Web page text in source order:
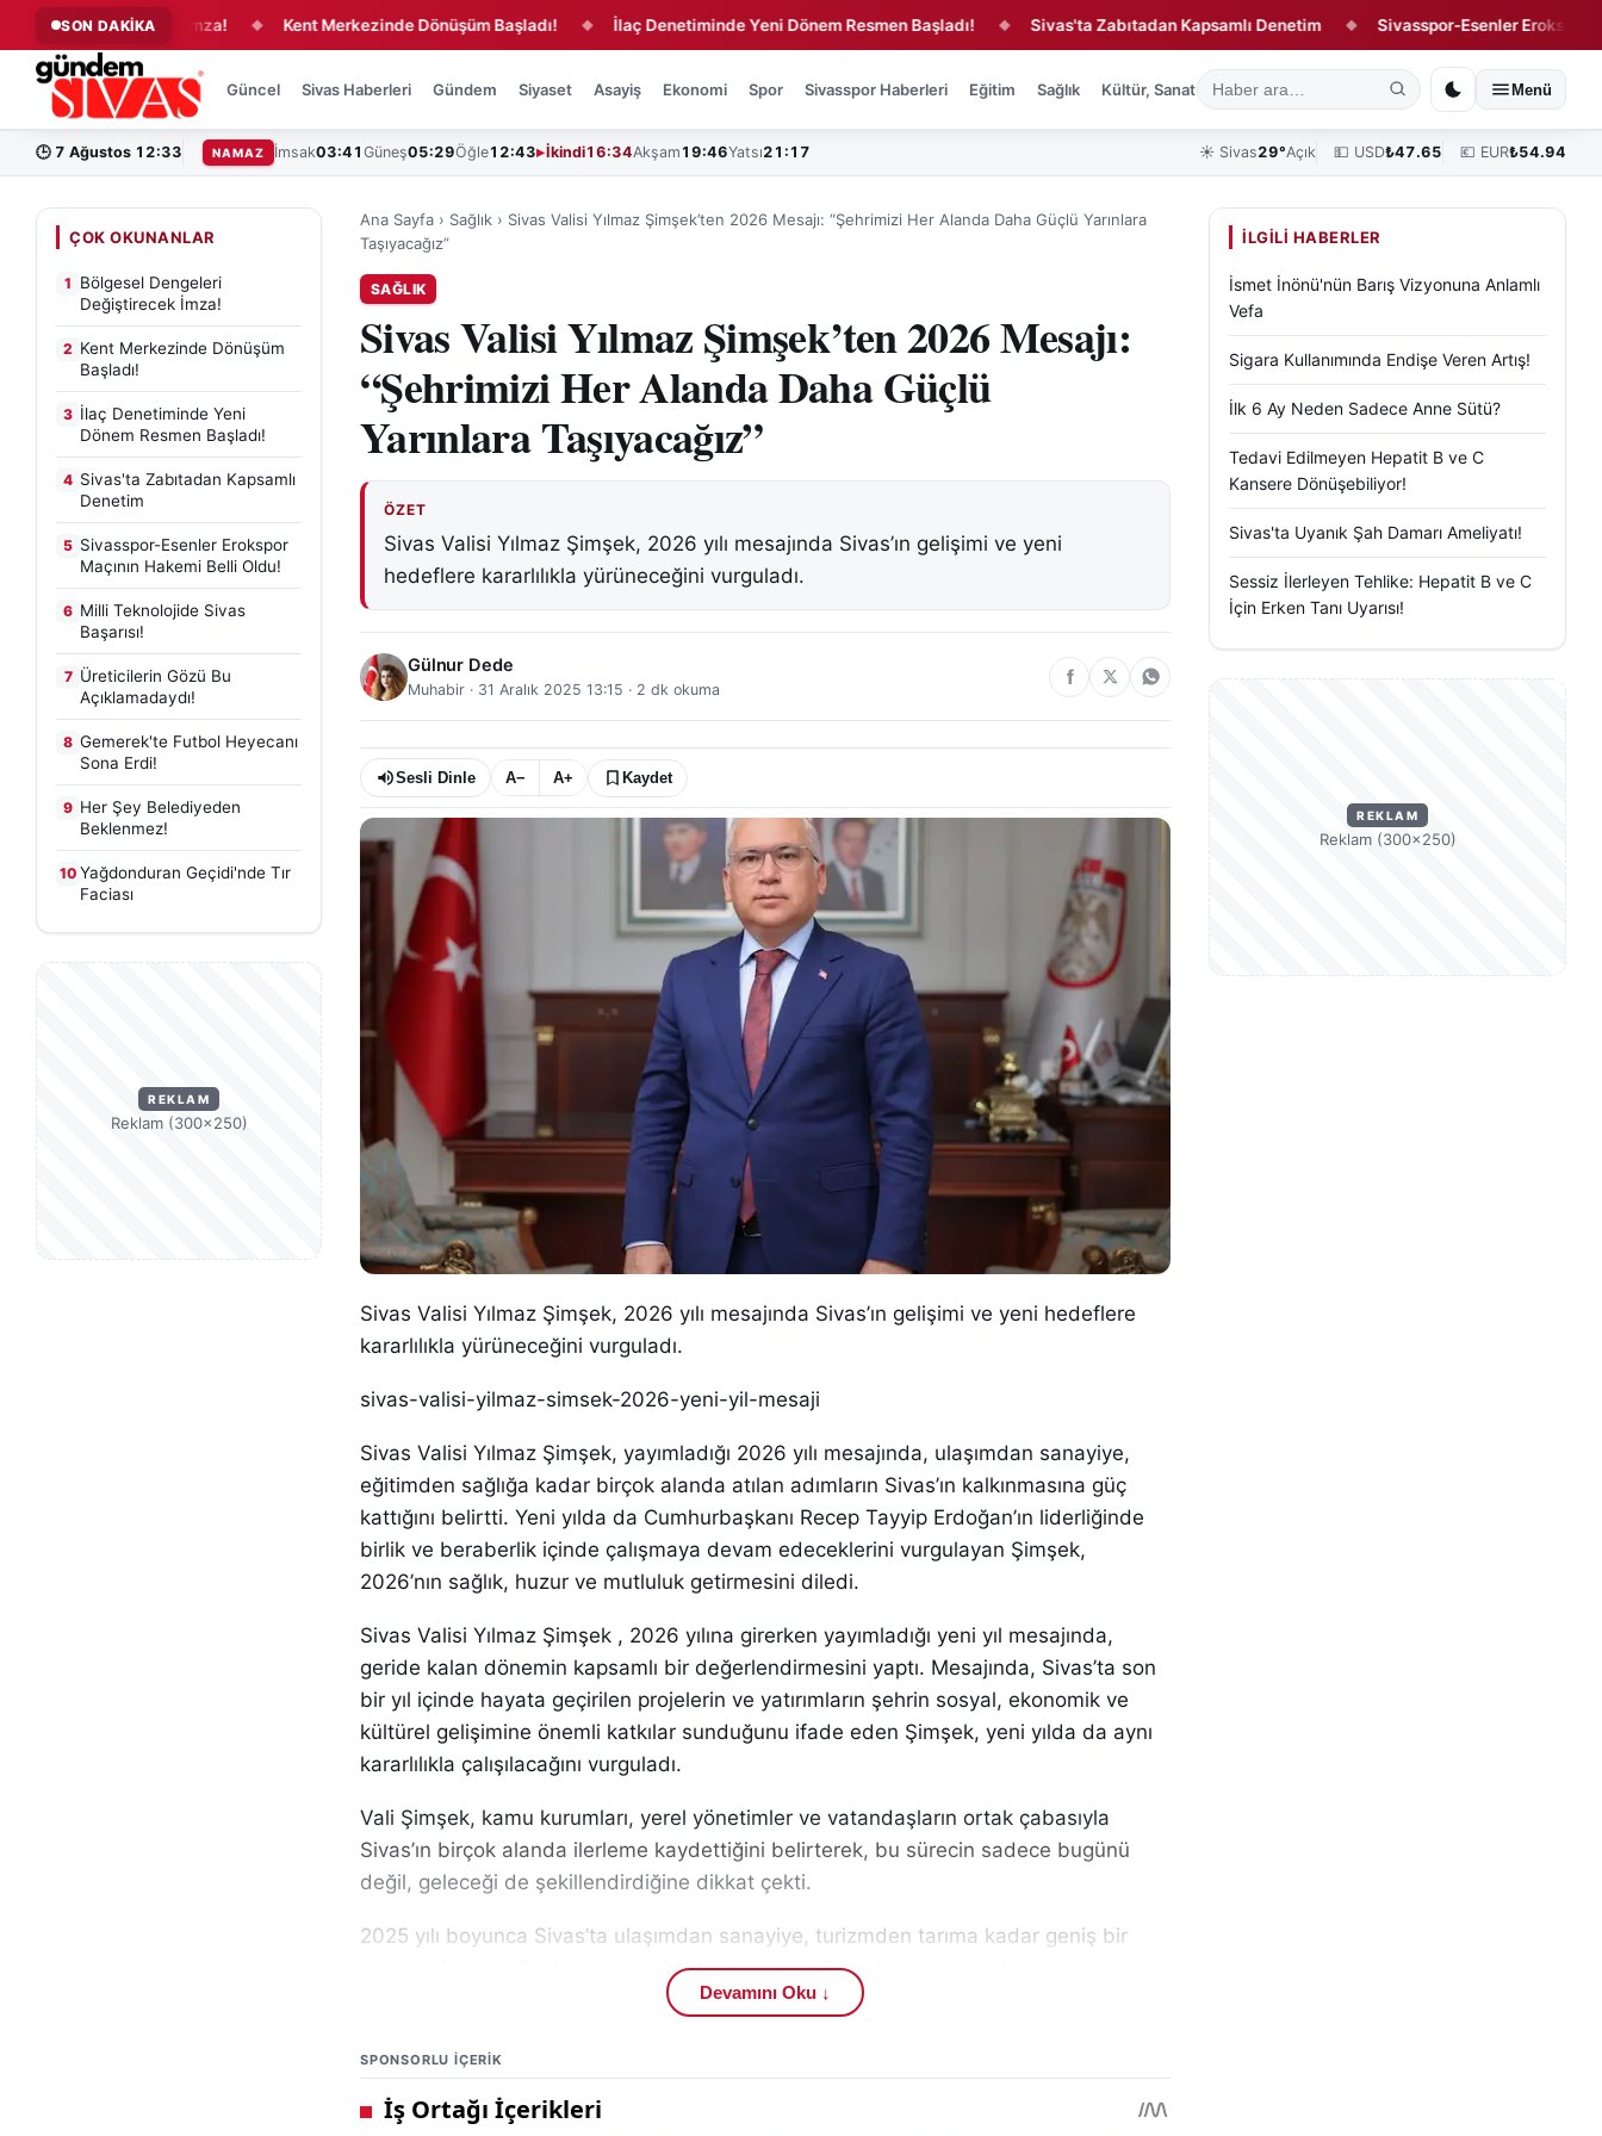
SON DAKİKA
Değiştirecek İmza! ◆ Kent Merkezinde Dönüşüm Başladı! ◆ İlaç Denetiminde Yeni Dönem Resmen Başladı! ◆ Sivas'ta Zabıtadan Kapsamlı Denetim ◆ Sivasspor-Esenler Erokspor
Güncel Sivas Haberleri Gündem Siyaset Asayiş Ekonomi Spor Sivasspor Haberleri Eğitim Sağlık Kültür, Sanat ve Tarih Yaşam Sivas Vefat Edenler Köşe
Menü
🕒 7 Ağustos 12:33 NAMAZ İmsak03:41 Güneş05:29Öğle12:43 İkindi16:34Akşam 19:46Yatsı21:17 ☀️ Sivas29°Açık 💵 USD₺47.65 💶 EUR₺54.94
ÇOK OKUNANLAR
1 Bölgesel Dengeleri
Değiştirecek İmza!
2 Kent Merkezinde Dönüşüm
Başladı!
3 İlaç Denetiminde Yeni
Dönem Resmen Başladı!
4 Sivas'ta Zabıtadan Kapsamlı
Denetim
5 Sivasspor-Esenler Erokspor
Maçının Hakemi Belli Oldu!
6 Milli Teknolojide Sivas
Başarısı!
7 Üreticilerin Gözü Bu
Açıklamadaydı!
8 Gemerek'te Futbol Heyecanı
Sona Erdi!
9 Her Şey Belediyeden
Beklenmez!
10 Yağdonduran Geçidi'nde Tır
Faciası
REKLAM
Reklam (300×250)
Ana Sayfa › Sağlık › Sivas Valisi Yılmaz Şimşek’ten 2026 Mesajı: “Şehrimizi Her Alanda Daha Güçlü Yarınlara
Taşıyacağız”
SAĞLIK
Sivas Valisi Yılmaz Şimşek’ten 2026 Mesajı:
“Şehrimizi Her Alanda Daha Güçlü
Yarınlara Taşıyacağız”
ÖZET
Sivas Valisi Yılmaz Şimşek, 2026 yılı mesajında Sivas’ın gelişimi ve yeni
hedeflere kararlılıkla yürüneceğini vurguladı.
Gülnur Dede
Muhabir · 31 Aralık 2025 13:15 · 2 dk okuma
Sesli Dinle A− A+ Kaydet
Sivas Valisi Yılmaz Şimşek, 2026 yılı mesajında Sivas’ın gelişimi ve yeni hedeflere
kararlılıkla yürüneceğini vurguladı.
sivas-valisi-yilmaz-simsek-2026-yeni-yil-mesaji
Sivas Valisi Yılmaz Şimşek, yayımladığı 2026 yılı mesajında, ulaşımdan sanayiye,
eğitimden sağlığa kadar birçok alanda atılan adımların Sivas’ın kalkınmasına güç
kattığını belirtti. Yeni yılda da Cumhurbaşkanı Recep Tayyip Erdoğan’ın liderliğinde
birlik ve beraberlik içinde çalışmaya devam edeceklerini vurgulayan Şimşek,
2026’nın sağlık, huzur ve mutluluk getirmesini diledi.
Sivas Valisi Yılmaz Şimşek , 2026 yılına girerken yayımladığı yeni yıl mesajında,
geride kalan dönemin kapsamlı bir değerlendirmesini yaptı. Mesajında, Sivas’ta son
bir yıl içinde hayata geçirilen projelerin ve yatırımların şehrin sosyal, ekonomik ve
kültürel gelişimine önemli katkılar sunduğunu ifade eden Şimşek, yeni yılda da aynı
kararlılıkla çalışılacağını vurguladı.
Vali Şimşek, kamu kurumları, yerel yönetimler ve vatandaşların ortak çabasıyla
Sivas’ın birçok alanda ilerleme kaydettiğini belirterek, bu sürecin sadece bugünü
değil, geleceği de şekillendirdiğine dikkat çekti.
2025 yılı boyunca Sivas’ta ulaşımdan sanayiye, turizmden tarıma kadar geniş bir
yelpazede önemli adımlar atıldığını belirten Vali Şimşek, bu çalışmaların şehrin
kalkınma ivmesini artırdığını dile getirdi. Özellikle altyapı projeleri ve üretim odaklı
etti.
Şimşek, eğitim ve sağlık alanlarında yapılan iyileştirmelerin de toplumsal refahı
Devamını Oku ↓
SPONSORLU IÇERIK
İLGILI HABERLER
İsmet İnönü'nün Barış Vizyonuna Anlamlı
Vefa
Sigara Kullanımında Endişe Veren Artış!
İlk 6 Ay Neden Sadece Anne Sütü?
Tedavi Edilmeyen Hepatit B ve C
Kansere Dönüşebiliyor!
Sivas'ta Uyanık Şah Damarı Ameliyatı!
Sessiz İlerleyen Tehlike: Hepatit B ve C
İçin Erken Tanı Uyarısı!
REKLAM
Reklam (300×250)